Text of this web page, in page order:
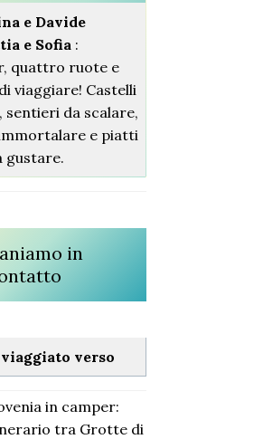
e Davide
e Sofia:
quattro ruote e
viaggiare! Castelli
sentieri da scalare,
e piatti
gustare.
in
verso
in camper:
tra Grotte di